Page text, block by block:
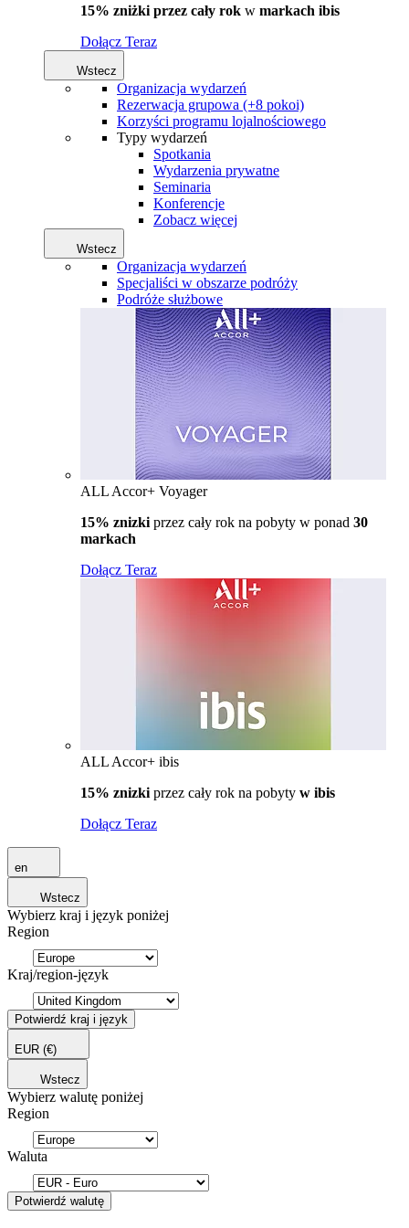
15% zniżki przez cały rok w markach ibis
Dołącz Teraz
Wstecz
Organizacja wydarzeń
Rezerwacja grupowa (+8 pokoi)
Korzyści programu lojalnościowego
Typy wydarzeń
Spotkania
Wydarzenia prywatne
Seminaria
Konferencje
Zobacz więcej
Wstecz
Organizacja wydarzeń
Specjaliści w obszarze podróży
Podróże służbowe
ALL Accor+ Voyager
15% znizki przez cały rok na pobyty w ponad 30
markach
Dołącz Teraz
ALL Accor+ ibis
15% znizki przez cały rok na pobyty w ibis
Dołącz Teraz
en
Wstecz
Wybierz kraj i język poniżej
Region
Kraj/region-język
Potwierdź kraj i język
EUR (€)
Wstecz
Wybierz walutę poniżej
Region
Waluta
Potwierdź walutę